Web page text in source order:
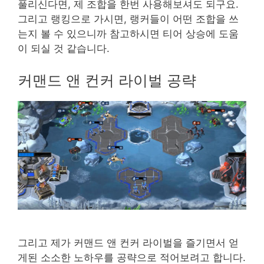
풀리신다면, 제 조합을 한번 사용해보셔도 되구요.
그리고 랭킹으로 가시면, 랭커들이 어떤 조합을 쓰
는지 볼 수 있으니까 참고하시면 티어 상승에 도움
이 되실 것 같습니다.
커맨드 앤 컨커 라이벌 공략
그리고 제가 커맨드 앤 컨커 라이벌을 즐기면서 얻
게된 소소한 노하우를 공략으로 적어보려고 합니다.